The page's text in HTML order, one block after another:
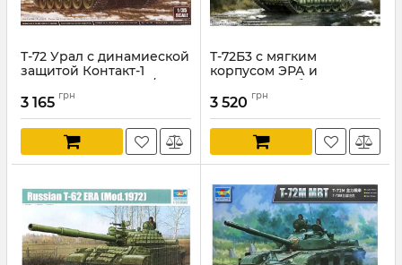
Т-72 Урал с динамиеской
защитой Контакт-1
(Trumpeter 09602) 1/35
Артикул: TR09602
3 165 грн
Т-72Б3 с мягким
корпусом ЭРА и
решетчатой броней
(Trumpeter 09610) 1/35
Артикул: TR09610
3 520 грн